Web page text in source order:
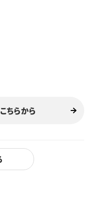
日大文芸賞
ちらから